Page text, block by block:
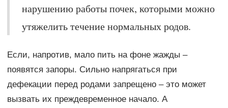
нарушению работы почек, которыми можно
утяжелить течение нормальных родов.
Если, напротив, мало пить на фоне жажды –
появятся запоры. Сильно напрягаться при
дефекации перед родами запрещено – это может
вызвать их преждевременное начало. А